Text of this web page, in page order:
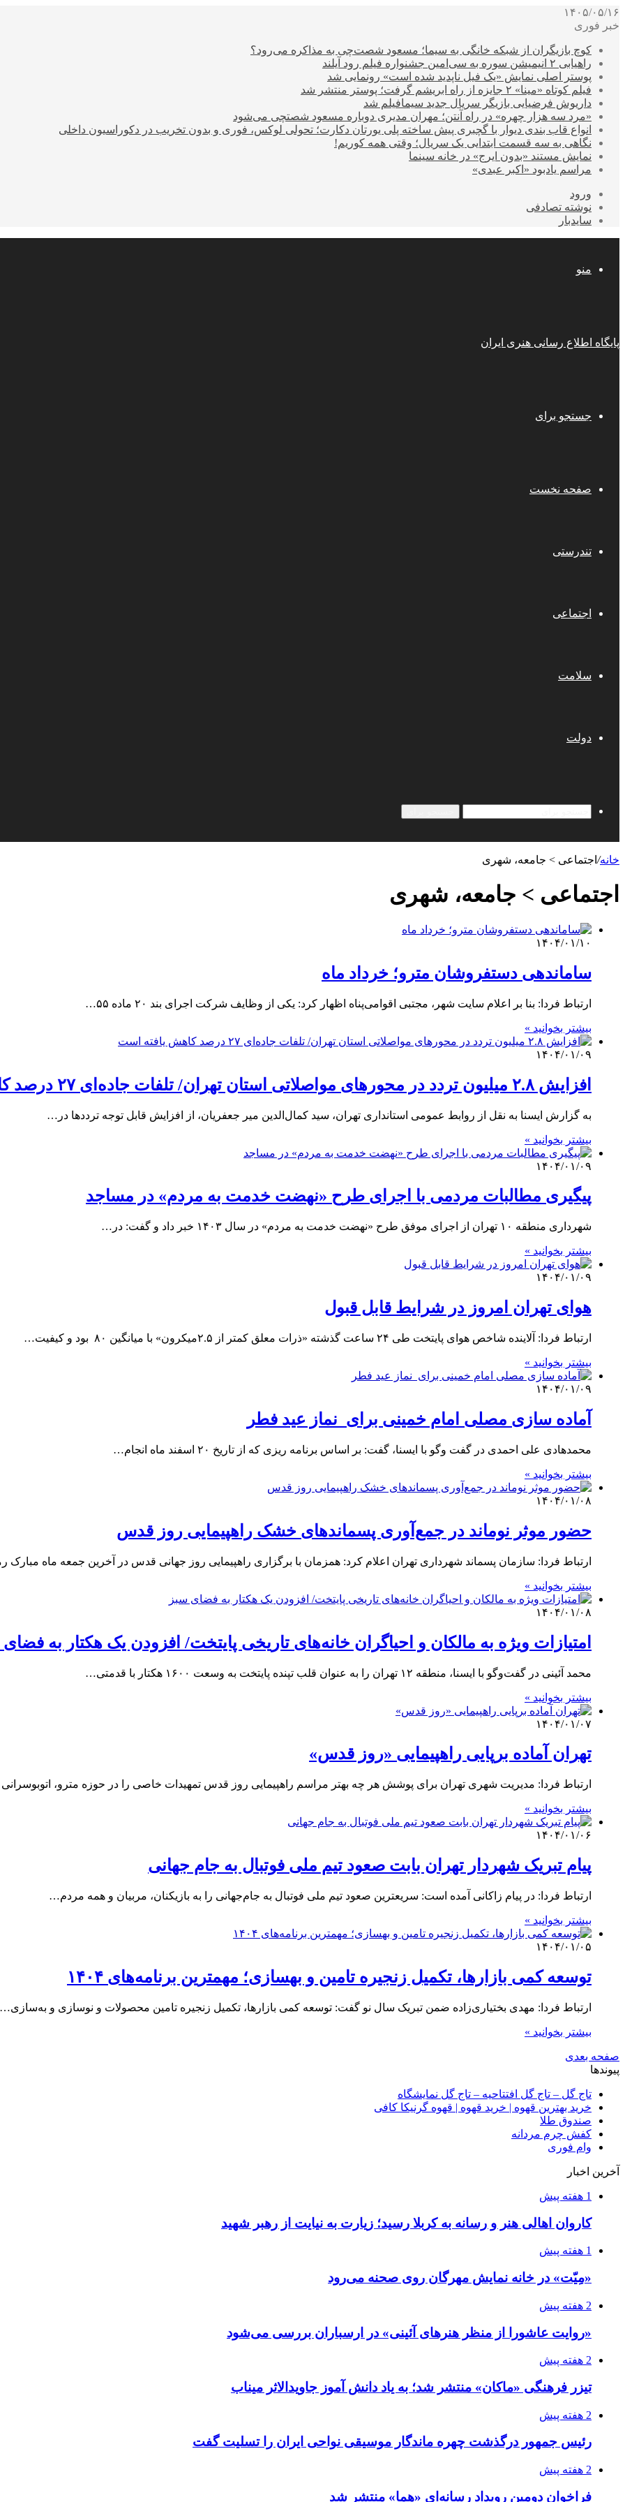
۱۴۰۵/۰۵/۱۶
خبر فوری
کوچ بازیگران از شبکه خانگی به سیما؛ مسعود شصت‌چی به مذاکره می‌رود؟
راهیابی ۲ انیمیشن سوره به سی‌امین جشنواره فیلم رود آیلند
پوستر اصلی نمایش «یک فیل ناپدید شده است» رونمایی شد
فیلم کوتاه «مینا» ۲ جایزه از راه ابریشم گرفت؛ پوستر منتشر شد
داریوش فرضیایی بازیگر سریال جدید سیمافیلم شد
«مرد سه هزار چهره» در راه آنتن؛ مهران مدیری دوباره مسعود شصتچی می‌شود
انواع قاب بندی دیوار با گچبری پیش ساخته پلی یورتان دکارت؛ تحولی لوکس، فوری و بدون تخریب در دکوراسیون داخلی
نگاهی به سه قسمت ابتدایی یک سریال؛ وقتی همه کوریم!
نمایش مستند «بدون ایرج» در خانه سینما
مراسم یادبود «اکبر عبدی»
ورود
نوشته تصادفی
سایدبار
منو
پایگاه اطلاع رسانی هنری ایران
جستجو برای
صفحه نخست
تندرستی
اجتماعی
سلامت
دولت
خانه/ اجتماعی > جامعه، شهری
اجتماعی > جامعه، شهری
۱۴۰۴/۰۱/۱۰
ساماندهی دستفروشان مترو؛ خرداد ماه
ارتباط فردا: بنا بر اعلام سایت شهر، مجتبی اقوامی‌پناه اظهار کرد: یکی از وظایف شرکت اجرای بند ۲۰ ماده ۵۵…
بیشتر بخوانید »
۱۴۰۴/۰۱/۰۹
افزایش ۲.۸ میلیون تردد در محورهای مواصلاتی استان تهران/ ‏تلفات جاده‌ای ۲۷ درصد کاهش یافته است
به گزارش ایسنا به نقل از روابط عمومی استانداری تهران، سید کمال‌الدین میر جعفریان، از افزایش قابل توجه ترددها در…
بیشتر بخوانید »
۱۴۰۴/۰۱/۰۹
پیگیری مطالبات مردمی با اجرای طرح «نهضت خدمت به مردم» در مساجد
شهرداری منطقه ۱۰ تهران از اجرای موفق طرح «نهضت خدمت به مردم» در سال ۱۴۰۳ خبر داد و گفت: در…
بیشتر بخوانید »
۱۴۰۴/۰۱/۰۹
هوای تهران امروز در شرایط قابل قبول
ارتباط فردا: آلاینده شاخص هوای پایتخت طی ۲۴ ساعت گذشته «ذرات معلق کمتر از ۲.۵میکرون» با میانگین ۸۰ بود و کیفیت…
بیشتر بخوانید »
۱۴۰۴/۰۱/۰۹
آماده سازی مصلی امام خمینی برای نماز عید فطر
محمدهادی علی احمدی در گفت وگو با ایسنا، گفت: بر اساس برنامه ریزی که از تاریخ ۲۰ اسفند ماه انجام…
بیشتر بخوانید »
۱۴۰۴/۰۱/۰۸
حضور موثر نوماند در جمع‌آوری پسماندهای خشک راهپیمایی روز قدس
ارتباط فردا: سازمان پسماند شهرداری تهران اعلام کرد: همزمان با برگزاری راهپیمایی روز جهانی قدس در آخرین جمعه ماه
بیشتر بخوانید »
۱۴۰۴/۰۱/۰۸
امتیازات ویژه به مالکان و احیاگران خانه‌های تاریخی پایتخت/ افزودن یک هکتار به فضای
محمد آئینی در گفت‌وگو با ایسنا، منطقه ۱۲ تهران را به عنوان قلب تپنده پایتخت به وسعت ۱۶۰۰ هکتار با قدمتی…
بیشتر بخوانید »
۱۴۰۴/۰۱/۰۷
تهران آماده برپایی راهپیمایی «روز قدس»
ارتباط فردا: مدیریت شهری تهران برای پوشش هر چه بهتر مراسم راهپیمایی روز قدس تمهیدات خاصی را در حوزه مترو،
بیشتر بخوانید »
۱۴۰۴/۰۱/۰۶
پیام تبریک شهردار تهران بابت صعود تیم ملی فوتبال به جام جهانی
ارتباط فردا: در پیام زاکانی آمده است: سریعترین صعود تیم ملی فوتبال به جام‌جهانی را به بازیکنان، مربیان و همه مردم…
بیشتر بخوانید »
۱۴۰۴/۰۱/۰۵
توسعه کمی بازارها، تکمیل زنجیره تامین و بهسازی؛ مهمترین برنامه‌های ۱۴۰۴
ارتباط فردا: مهدی بختیاری‌زاده ضمن تبریک سال نو گفت: توسعه کمی بازارها، تکمیل زنجیره تامین محصولات و نوسازی و به‌سازی…
بیشتر بخوانید »
صفحه بعدی
پیوندها
تاج گل – تاج گل افتتاحیه – تاج گل نمایشگاه
خرید بهترین قهوه | خرید قهوه | قهوه گرنیکا کافی
صندوق طلا
کفش چرم مردانه
وام فوری
آخرین اخبار
1 هفته پیش
کاروان اهالی هنر و رسانه به کربلا رسید؛ زیارت به نیایت از رهبر شهید
1 هفته پیش
«مِیّت» در خانه نمایش مهرگان روی صحنه می‌رود
2 هفته پیش
«روایت عاشورا از منظر هنرهای آئینی» در ارسباران بررسی می‌شود
2 هفته پیش
تیزر فرهنگی «ماکان» منتشر شد؛ به یاد دانش آموز جاویدالاثر میناب
2 هفته پیش
رئیس جمهور درگذشت چهره ماندگار موسیقی نواحی ایران را تسلیت گفت
2 هفته پیش
فراخوان دومین رویداد رسانه‌ای «هما» منتشر شد